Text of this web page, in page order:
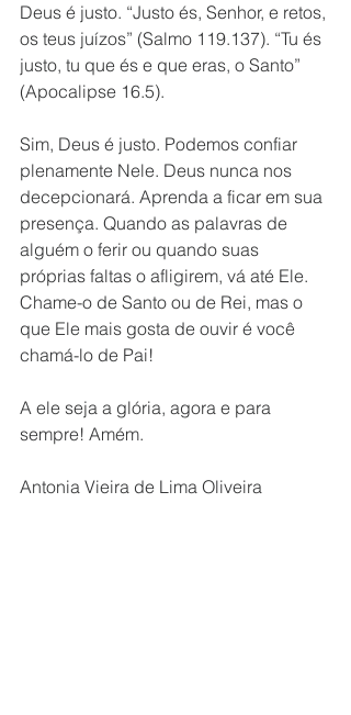
Deus é justo. “Justo és, Senhor, e retos,
os teus juízos” (Salmo 119.137). “Tu és
justo, tu que és e que eras, o Santo”
(Apocalipse 16.5).
Sim, Deus é justo. Podemos confiar
plenamente Nele. Deus nunca nos
decepcionará. Aprenda a ficar em sua
presença. Quando as palavras de
alguém o ferir ou quando suas
próprias faltas o afligirem, vá até Ele.
Chame-o de Santo ou de Rei, mas o
que Ele mais gosta de ouvir é você
chamá-lo de Pai!
A ele seja a glória, agora e para
sempre! Amém.
Antonia Vieira de Lima Oliveira